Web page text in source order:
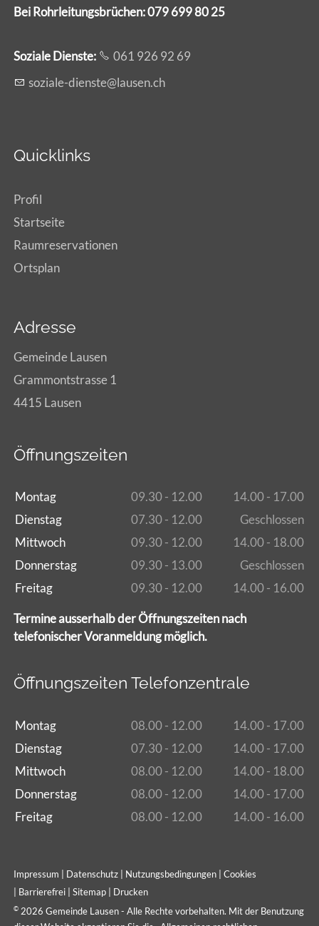
Bei Rohrleitungsbrüchen: 079 699 80 25
Soziale Dienste:
061 926 92 69
s z l -d nst l s nch
Quicklinks
Profil
Startseite
Raumreservationen
Ortsplan
Adresse
Gemeinde Lausen
Grammontstrasse 1
4415 Lausen
Öffnungszeiten
Montag 09.30 - 12.00
14.00 - 17.00
Dienstag
07.30 - 12.00
Geschlossen
Mittwoch
09.30 - 12.00
14.00 - 18.00
Donnerstag
09.30 - 13.00
Geschlossen
Freitag
09.30 - 12.00 14.00 - 16.00
Termine ausserhalb der Öffnungszeiten nach
telefonischer Voranmeldung möglich.
Öffnungszeiten Telefonzentrale
Montag 08.00 - 12.00
14.00 - 17.00
Dienstag
07.30 - 12.00
14.00 - 17.00
Mittwoch
08.00 - 12.00
14.00 - 18.00
Donnerstag
08.00 - 12.00
14.00 - 17.00
Freitag
08.00 - 12.00 14.00 - 16.00
© 2026 Gemeinde Lausen - Alle Rechte vorbehalten. Mit der Benutzung
Impressum Datenschutz Nutzungsbedingungen
Cookies
Barrierefrei Sitemap Drucken